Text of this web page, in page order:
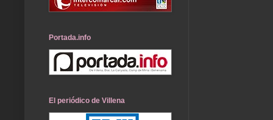
Portada.info
El periódico de Villena